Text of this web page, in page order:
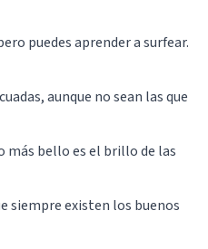
puedes aprender a surfear.
aunque no sean las que
más bello es el brillo de las
siempre existen los buenos